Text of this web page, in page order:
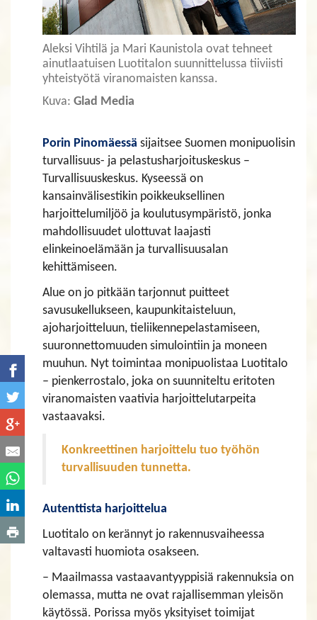
Aleksi Vihtilä ja Mari Kaunistola ovat tehneet
ainutlaatuisen Luotitalon suunnittelussa tiiviisti
yhteistyötä viranomaisten kanssa.
Kuva: Glad Media
​​​​​​​Porin Pinomäessä sijaitsee Suomen monipuolisin
turvallisuus- ja pelastusharjoituskeskus –
Turvallisuuskeskus. Kyseessä on
kansainvälisestikin poikkeuksellinen
harjoittelumiljöö ja koulutusympäristö, jonka
mahdollisuudet ulottuvat laajasti
elinkeinoelämään ja turvallisuusalan
kehittämiseen.
Alue on jo pitkään tarjonnut puitteet
savusukellukseen, kaupunkitaisteluun,
ajoharjoitteluun, tieliikennepelastamiseen,
suuronnettomuuden simulointiin ja moneen
muuhun. Nyt toimintaa monipuolistaa Luotitalo
– pienkerrostalo, joka on suunniteltu eritoten
viranomaisten vaativia harjoittelutarpeita
vastaavaksi.
Konkreettinen harjoittelu tuo työhön
turvallisuuden tunnetta.
Autenttista harjoittelua
Luotitalo on kerännyt jo rakennusvaiheessa
valtavasti huomiota osakseen.
– Maailmassa vastaavantyyppisiä rakennuksia on
olemassa, mutta ne ovat rajallisemman yleisön
käytössä. Porissa myös yksityiset toimijat